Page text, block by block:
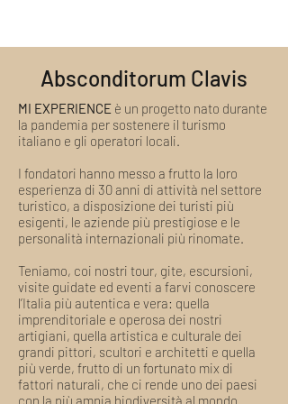
non è più possibile il cambio
si applicano le seguenti condizioni di
rimborso:
Fino a 20 giorni prima la data
prenotata: Rimborso Totale*
Da 19 giorni alla data prenotata:
Nessun Rimborso
*Eventuali Accessi, Biglietti, Fee
e ogni altro costo gestito da
operatori esterni a MI
EXPERIENCEnon possono
essere rimborsati. L'importo di
tali costi verrà detratto
dall'importo del rimborso, se
dovuto.
Casi Speciali di Rimborso:
Cause non imputabili al cliente
Absconditorum Clavis
MI EXPERIENCE è un progetto nato durante
la pandemia per sostenere il turismo
italiano e gli operatori locali.
I fondatori hanno messo a frutto la loro
esperienza di 30 anni di attività nel settore
turistico, a disposizione dei turisti più
esigenti, le aziende più prestigiose e le
personalità internazionali più rinomate.
Teniamo, coi nostri tour, gite, escursioni,
visite guidate ed eventi a farvi conoscere
l’Italia più autentica e vera: quella
imprenditoriale e operosa dei nostri
artigiani, quella artistica e culturale dei
grandi pittori, scultori e architetti e quella
più verde, frutto di un fortunato mix di
fattori naturali, che ci rende uno dei paesi
con la più ampia biodiversità al mondo.